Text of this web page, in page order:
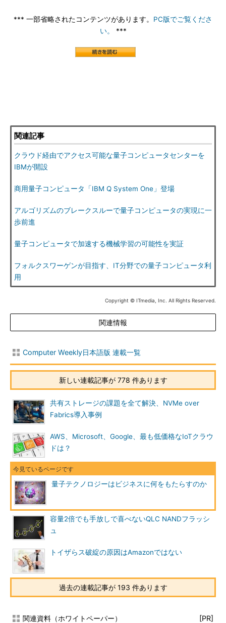
*** 一部省略されたコンテンツがあります。 PC版でご覧くださ
い。
***
関連記事
クラウド経由でアクセス可能な量子コンピュータセンターを
IBMが開設
商用量子コンピュータ「IBM Q System One」登場
アルゴリズムのブレークスルーで量子コンピュータの実現に一
歩前進
量子コンピュータで加速する機械学習の可能性を実証
フォルクスワーゲンが目指す、IT分野での量子コンピュータ利
用
Copyright © ITmedia, Inc. All Rights Reserved.
関連情報
Computer Weekly日本語版 連載一覧
新しい連載記事が 778 件あります
共有ストレージの課題を全て解決、NVMe over
Fabrics導入事例
AWS、Microsoft、Google、最も低価格なIoTクラウ
ドは？
量子テクノロジーはビジネスに何をもたらすのか
容量2倍でも手放しで喜べないQLC NANDフラッシ
ュ
トイザらス破綻の原因はAmazonではない
過去の連載記事が 193 件あります
関連資料（ホワイトペーパー） [PR]